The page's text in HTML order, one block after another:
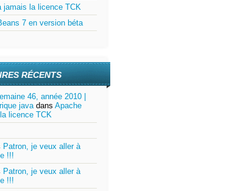
jamais la licence TCK
7 en version béta
RÉCENTS
46, année 2010 |
javadans Apache
licence TCK
Patron, je veux aller à
!!!
Patron, je veux aller à
!!!